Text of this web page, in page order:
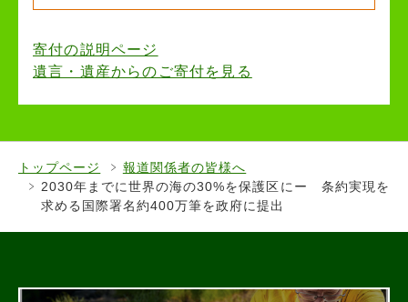
寄付の説明ページ
遺言・遺産からのご寄付を見る
トップページ
報道関係者の皆様へ
2030年までに世界の海の30%を保護区にー 条約実現を
求める国際署名約400万筆を政府に提出